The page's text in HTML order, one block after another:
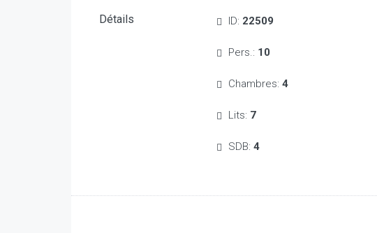
Détails ID: 22509
Pers.: 10
Chambres: 4
Lits: 7
SDB: 4